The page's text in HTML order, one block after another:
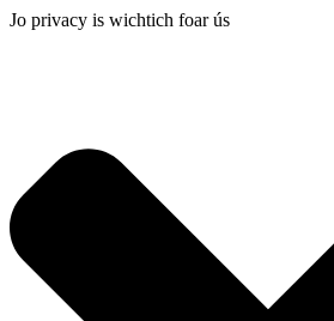
Jo privacy is wichtich foar ús